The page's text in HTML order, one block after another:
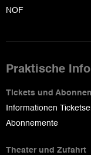
NOF
Praktische
Tickets und
Informationen
Abonnemente
Theater und Zufahrt